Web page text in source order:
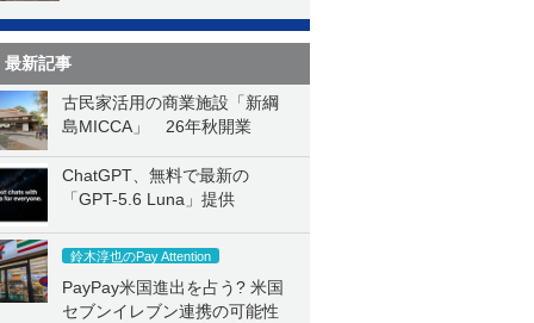
最新記事
古民家活用の商業施設「新綱
島MICCA」 26年秋開業
ChatGPT、無料で最新の
「GPT-5.6 Luna」提供
鈴木淳也のPay Attention
PayPay米国進出を占う? 米国
セブンイレブン連携の可能性